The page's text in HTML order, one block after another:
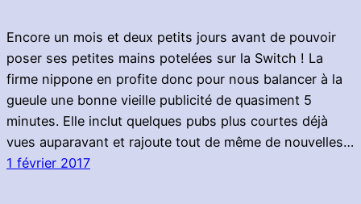
Encore un mois et deux petits jours avant de pouvoir
poser ses petites mains potelées sur la Switch ! La
firme nippone en profite donc pour nous balancer à la
gueule une bonne vieille publicité de quasiment 5
minutes. Elle inclut quelques pubs plus courtes déjà
vues auparavant et rajoute tout de même de nouvelles…
1 février 2017